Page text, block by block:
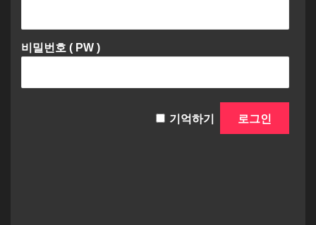
비밀번호 ( PW )
기억하기